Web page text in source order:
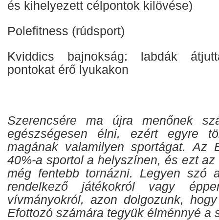
és kihelyezett célpontok kilövése)
Polefitness (rúdsport)
Kviddics bajnokság: labdák
pontokat érő lyukakon
Szerencsére ma újra menőnek
egészségesen élni, ezért egyre
magának valamilyen sportágat. Az
40%-a sportol a helyszínen, és ezt
még fentebb tornázni. Legyen szó
rendelkező játékokról vagy
vívmányokról, azon dolgozunk,
Efottozó számára tegyük élménnyé a